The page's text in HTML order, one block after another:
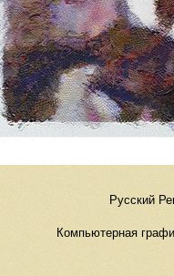
Русский
Компьютерная